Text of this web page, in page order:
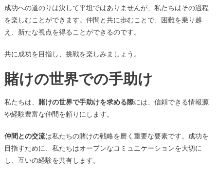
成功への道のりは決して平坦ではありませんが、私たちはその過程
を楽しむことができます。仲間と共に歩むことで、困難を乗り越
え、新たな視点を得ることができるのです。
共に成功を目指し、挑戦を楽しみましょう。
賭けの世界での手助け
私たちは、 賭けの世界で手助けを求める際には、信頼できる情報源
や経験豊富な仲間を頼りにします。
仲間との交流は私たちの賭けの戦略を磨く重要な要素です。成功を
目指すために、私たちはオープンなコミュニケーションを大切に
し、互いの経験を共有します。